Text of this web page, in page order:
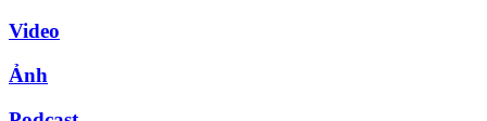
Video
Ảnh